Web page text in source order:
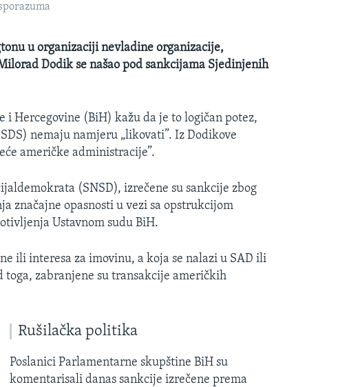
u organizaciji nevladine organizacije,
Dodik se našao pod sankcijama Sjedinjenih
i Hercegovine (BiH) kažu da je to logičan potez,
nemaju namjeru „likovati”. Iz Dodikove
američke administracije”.
(SNSD), izrečene su sankcije zbog
značajne opasnosti u vezi sa opstrukcijom
Ustavnom sudu BiH.
ili interesa za imovinu, a koja se nalazi u SAD ili
toga, zabranjene su transakcije američkih
Rušilačka politika
Poslanici Parlamentarne skupštine BiH su
komentarisali danas sankcije izrečene prema